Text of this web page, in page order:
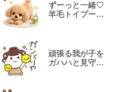
ずーっと一緒♡
羊毛トイプーの
頑張る我が子を
ガハハと見守る